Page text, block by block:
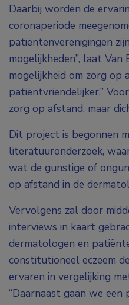
Daarbij worden de
coronaperiode
patiëntenverenigingen
mogelijkheden”, laat Van
mogelijkheid om zorg op
patiëntvriendelijker.”
zorg op afstand, maar
Dit project is begonnen
literatuuronderzoek,
wat de gunstige of
op afstand in de
Vervolgens zal door
interviews in kaart
dermatologen en
constitutioneel eczeem
ervaren in vergelijking
“Daarnaast gaan we een